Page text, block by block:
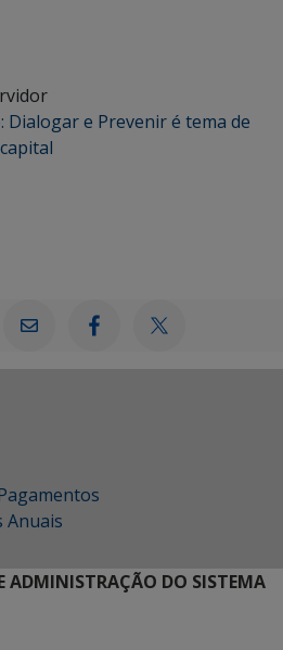
Dialogar e Prevenir é tema de
Anuais
ADMINISTRAÇÃO DO SISTEMA